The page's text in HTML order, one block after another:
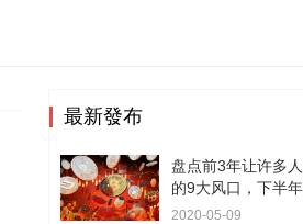
最新發布
盘点前3年让许多
的9大风口，下半
2020-05-09